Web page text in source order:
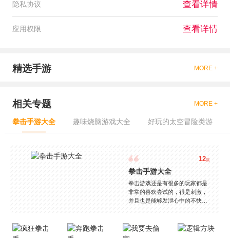
隐私协议 查看详情
应用权限 查看详情
精选手游 MORE +
相关专题 MORE +
拳击手游大全 趣味烧脑游戏大全 好玩的太空冒险类游
12款
拳击手游大全
拳击游戏还是有很多的玩家都是
非常的喜欢尝试的，很是刺激，
并且也是能够发泄心中的不快
是一些格斗的游戏，其实是非常
的有趣，也是相当的刺激的，游